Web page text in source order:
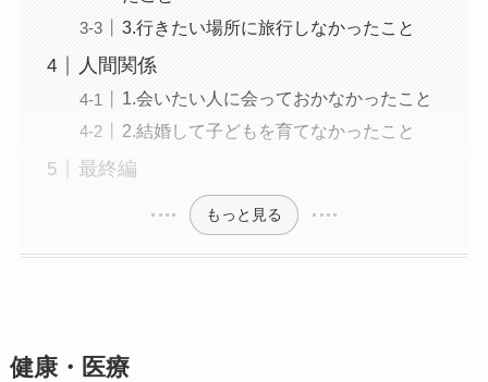
3.行きたい場所に旅行しなかったこと
人間関係
1.会いたい人に会っておかなかったこと
2.結婚して子どもを育てなかったこと
最終編
もっと見る
健康・医療